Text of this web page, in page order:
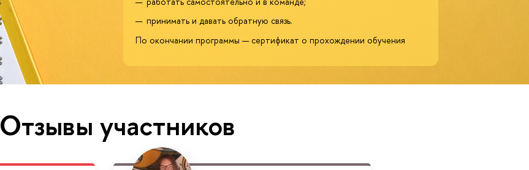
принимать и давать обратную связь.
По окончании программы — сертификат о прохождении обучения
Отзывы участников